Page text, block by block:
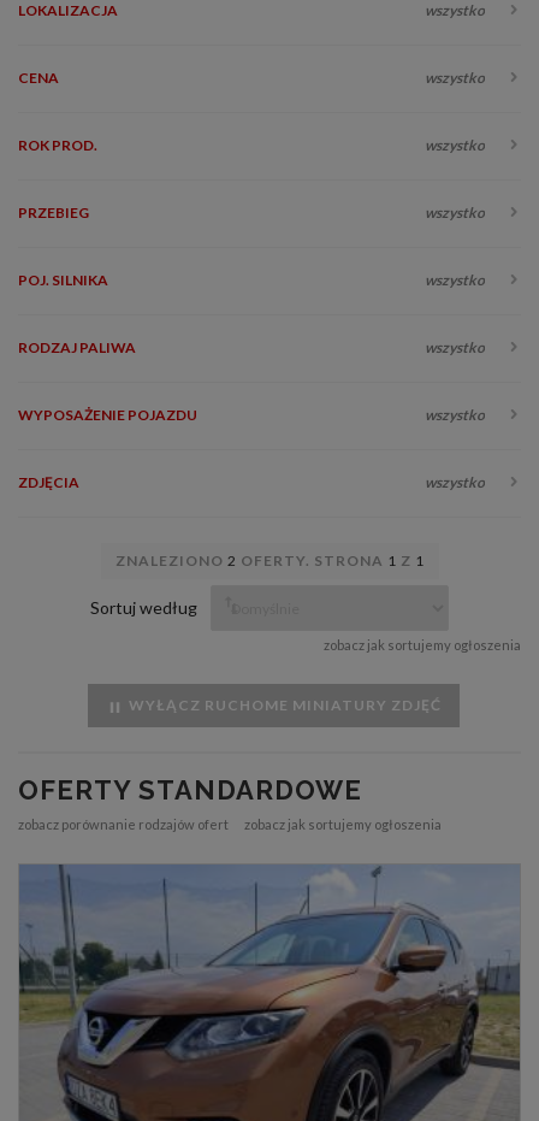
LOKALIZACJA wszystko
CENA wszystko
ROK PROD. wszystko
PRZEBIEG wszystko
POJ. SILNIKA wszystko
RODZAJ PALIWA wszystko
WYPOSAŻENIE POJAZDU wszystko
ZDJĘCIA wszystko
ZNALEZIONO 2 OFERTY. STRONA 1 Z 1
Sortuj według
zobacz jak sortujemy ogłoszenia
WYŁĄCZ RUCHOME MINIATURY ZDJĘĆ
OFERTY STANDARDOWE
zobacz porównanie rodzajów ofert zobacz jak sortujemy ogłoszenia